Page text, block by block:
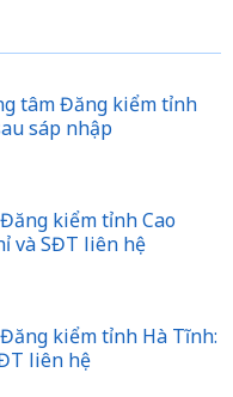
tâm Đăng kiểm tỉnh
sáp nhập
kiểm tỉnh Cao
và SĐT liên hệ
kiểm tỉnh Hà Tĩnh:
liên hệ